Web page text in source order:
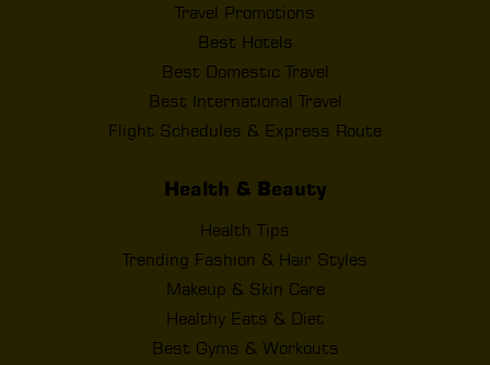
Travel Promotions
Best Hotels
Best Domestic Travel
Best International Travel
Flight Schedules & Express Route
Health & Beauty
Health Tips
Trending Fashion & Hair Styles
Makeup & Skin Care
Healthy Eats & Diet
Best Gyms & Workouts